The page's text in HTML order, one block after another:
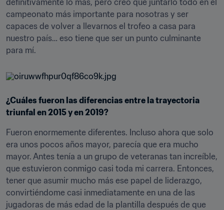
definitivamente lo más, pero creo que juntarlo todo en el
campeonato más importante para nosotras y ser
capaces de volver a llevarnos el trofeo a casa para
nuestro país… eso tiene que ser un punto culminante
para mí.
¿Cuáles fueron las diferencias entre la trayectoria
triunfal en 2015 y en 2019?
Fueron enormemente diferentes. Incluso ahora que solo
era unos pocos años mayor, parecía que era mucho
mayor. Antes tenía a un grupo de veteranas tan increíble,
que estuvieron conmigo casi toda mi carrera. Entonces,
tener que asumir mucho más ese papel de liderazgo,
convirtiéndome casi inmediatamente en una de las
jugadoras de más edad de la plantilla después de que